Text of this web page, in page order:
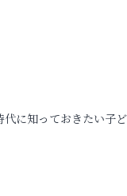
に知っておきたい子